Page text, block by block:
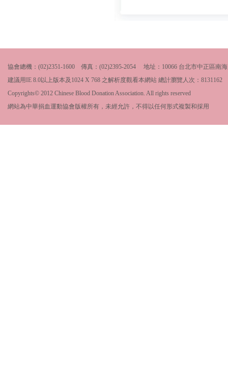
協會總機：(02)2351-1600 傳真：(02)2395-2054 地址：10066 台北市中正區南
建議用IE 8.0以上版本及1024 X 768 之解析度觀看本網站 總計瀏覽人次： 8131162
Copyrights© 2012 Chinese Blood Donation Association. All rights reserved
網站為中華捐血運動協會版權所有，未經允許，不得以任何形式複製和採用